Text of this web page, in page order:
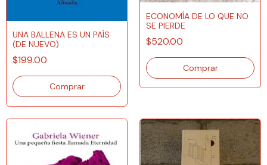
UNA BALLENA ES UN PAÍS
(DE NUEVO)
$199.00
ECONOMÍA DE LO QUE NO
SE PIERDE
$520.00